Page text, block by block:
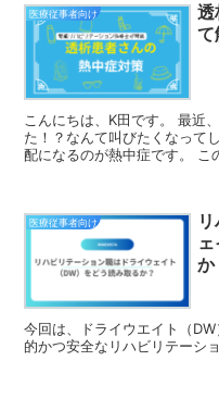
医療従事者向け
透
て
こんにちは、K田です。 最近
た！？なんて叫びたくなって
配になるのが熱中症です。 こ
医療従事者向け
か
今回は、ドライウエイト（
的かつ安全なリハビリテーシ